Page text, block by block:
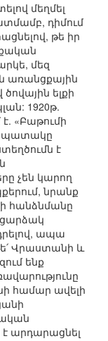
մեղմել
դիմում
թե իր
մեզ
առանցքային
ելքի
1920թ.
«Բաթումի
է
չեն կարող
նրանք
հանձնմանը
ապա
Վրաստանի և
ենք
համար ավելի
արդարացնել